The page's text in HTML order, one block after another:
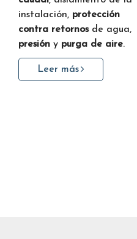
instalación, protección
contra retornosde agua,
presión y purga de aire.
Leer más